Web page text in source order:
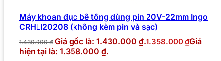
Máy khoan đục bê tông dùng pin 20V-22mm Ingo
CRHLI20208 (không kèm pin và sạc)
1.430.000₫ Giá gốc là: 1.430.000 ₫.1.358.000 ₫Giá
hiện tại là: 1.358.000 ₫.